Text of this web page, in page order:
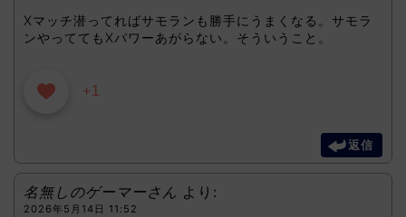
Xマッチ潜ってればサモランも勝手にうまくなる。サモラ
ンやっててもXパワーあがらない。そういうこと。
+1
返信
名無しのゲーマーさん より:
2026年5月14日 11:52